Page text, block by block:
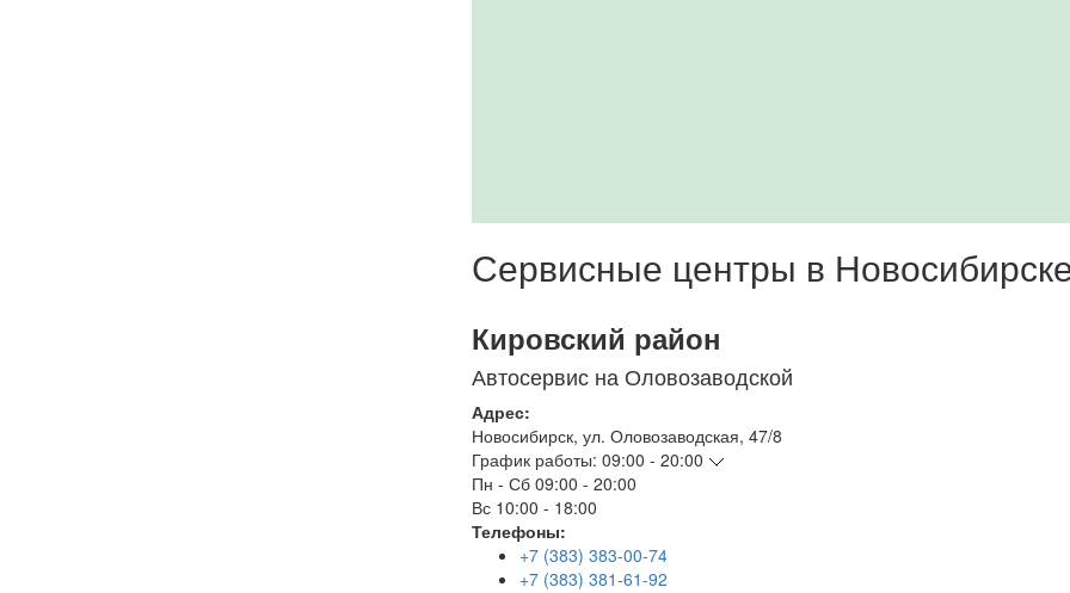
Сервисные центры в
Кировский район
Автосервис на Оловозаводской
Адрес:
Новосибирск, ул. Оловозаводская, 47/8
График работы: 09:00 - 20:00
Пн - Сб 09:00 - 20:00
Вс 10:00 - 18:00
Телефоны:
+7 (383) 383-00-74
+7 (383) 381-61-92